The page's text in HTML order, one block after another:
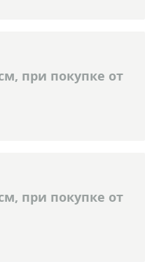
при покупке от
при покупке от